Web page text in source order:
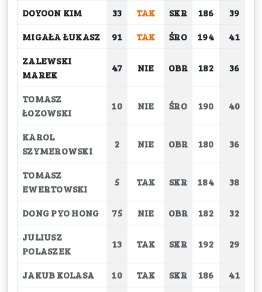
DOYOON KIM 33 TAK SKR 186 39
MIGAŁA ŁUKASZ
91 TAK ŚRO 194 41
ZALEWSKI
MAREK
47 NIE OBR 182 36
TOMASZ
ŁOZOWSKI
10 NIE ŚRO 190 40
KAROL
SZYMEROWSKI
2 NIE OBR 180 36
TOMASZ
EWERTOWSKI
5 TAK SKR 184 38
DONG PYO HONG 75 NIE OBR 182
32
JULIUSZ
POLASZEK
13 TAK SKR 192 29
JAKUB KOLASA 10 TAK SKR 186
41